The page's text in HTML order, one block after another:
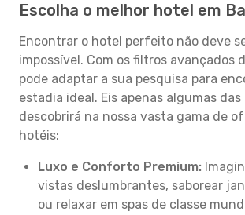
Escolha o melhor hotel em
Encontrar o hotel perfeito não deve
impossível. Com os filtros avançados
pode adaptar a sua pesquisa para
estadia ideal. Eis apenas algumas
descobrirá na nossa vasta gama de
hotéis:
Luxo e Conforto Premium:
vistas deslumbrantes, saborear
ou relaxar em spas de classe